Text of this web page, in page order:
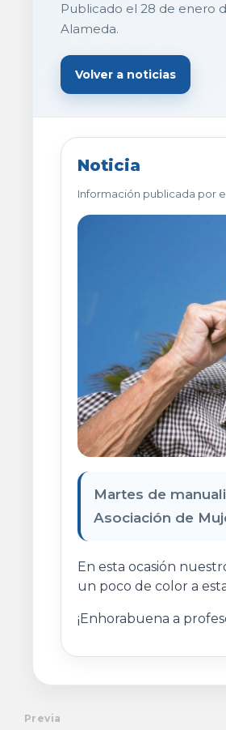
Publicado el 28 de enero
Alameda.
Volver a noticias
Noticia
Información publicada por
Martes de
Asociación de
En esta ocasión
un poco de color a
¡Enhorabuena a
Previa